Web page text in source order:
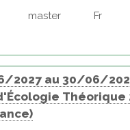
master Fr
2027 au 30/06/
Théorique